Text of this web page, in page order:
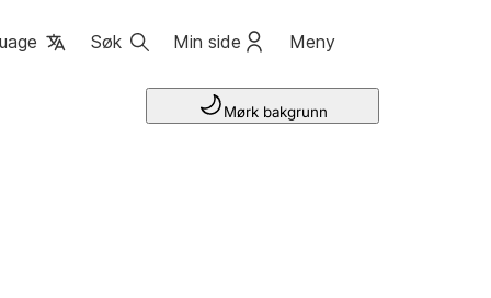
Søk Min side Meny
Mørk bakgrunn